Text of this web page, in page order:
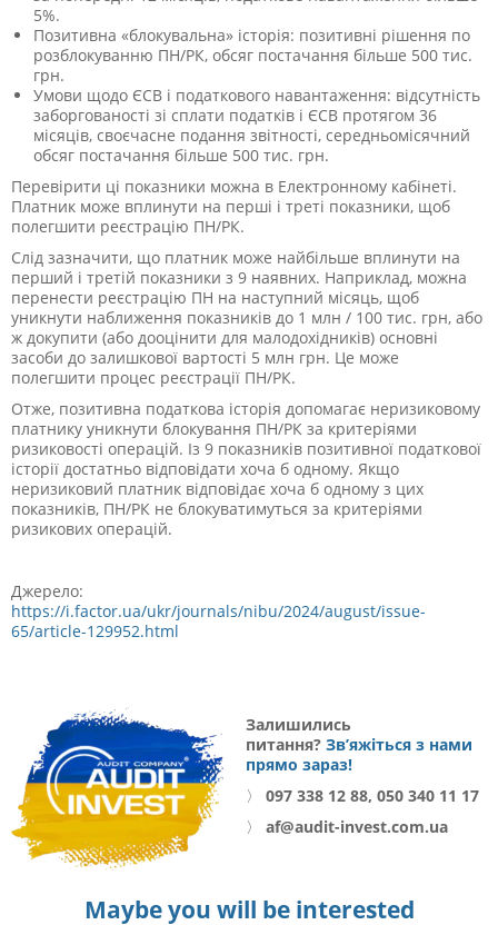
5%.
Позитивна «блокувальна» історія: позитивні рішення по
розблокуванню ПН/РК, обсяг постачання більше 500 тис.
грн.
Умови щодо ЄСВ і податкового навантаження: відсутність
заборгованості зі сплати податків і ЄСВ протягом 36
місяців, своєчасне подання звітності, середньомісячний
обсяг постачання більше 500 тис. грн.
Перевірити ці показники можна в Електронному кабінеті.
Платник може вплинути на перші і треті показники, щоб
полегшити реєстрацію ПН/РК.
Слід зазначити, що платник може найбільше вплинути на
перший і третій показники з 9 наявних. Наприклад, можна
перенести реєстрацію ПН на наступний місяць, щоб
уникнути наближення показників до 1 млн / 100 тис. грн, або
ж докупити (або дооцінити для малодохідників) основні
засоби до залишкової вартості 5 млн грн. Це може
полегшити процес реєстрації ПН/РК.
Отже, позитивна податкова історія допомагає неризиковому
платнику уникнути блокування ПН/РК за критеріями
ризиковості операцій. Із 9 показників позитивної податкової
історії достатньо відповідати хоча б одному. Якщо
неризиковий платник відповідає хоча б одному з цих
показників, ПН/РК не блокуватимуться за критеріями
ризикових операцій.
Джерело:
https://i.factor.ua/ukr/journals/nibu/2024/august/issue-
65/article-129952.html
Залишились
питання? Зв’яжіться з нами
прямо зараз!
〉
097 338 12 88, 050 340 11 17
〉
af@audit-invest.com.ua
Maybe you will be interested